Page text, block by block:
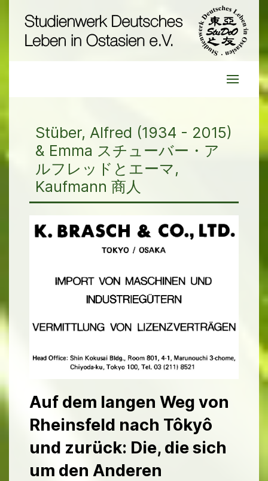
Stüber, Alfred (1934 - 2015)
& Emma スチューバー・ア
ルフレッドとエーマ,
Kaufmann 商人
Auf dem langen Weg von
Rheinsfeld nach Tôkyô
und zurück: Die, die sich
um den Anderen